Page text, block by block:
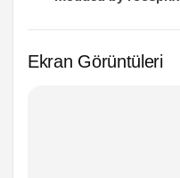
Ekran Görüntüleri